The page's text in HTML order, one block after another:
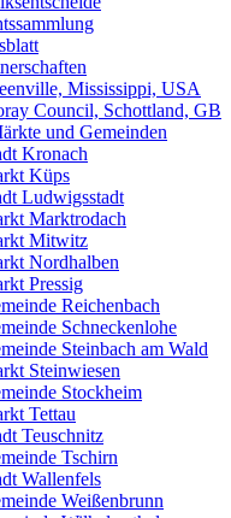
Mississippi, USA
Council, Schottland, GB
und Gemeinden
Kronach
Küps
Ludwigsstadt
Marktrodach
Mitwitz
Nordhalben
Pressig
Reichenbach
Schneckenlohe
Steinbach am Wald
Steinwiesen
Stockheim
Tettau
Teuschnitz
Tschirn
Wallenfels
Weißenbrunn